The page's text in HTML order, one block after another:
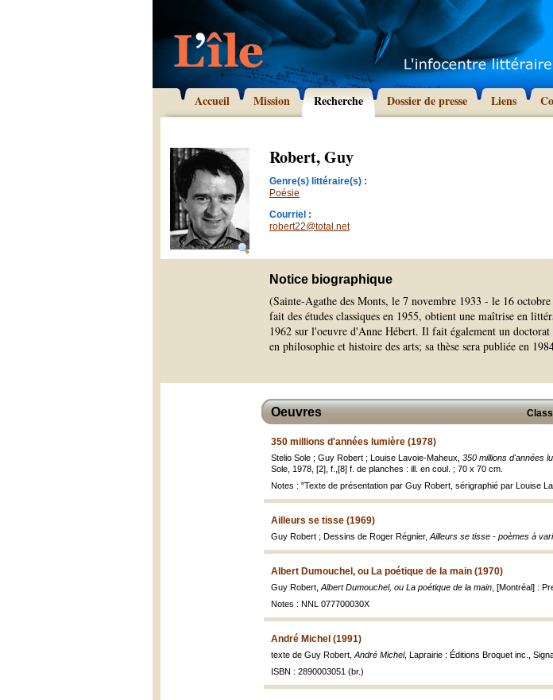
Accueil Mission Recherche Dossier de presse Liens
Robert, Guy
Genre(s) littéraire(s) :
Poésie
Courriel :
robert22@total.net
Notice biographique
(Sainte-Agathe des Monts, le 7 novembre 1933 - le 16
fait des études classiques en 1955, obtient une maîtrise en
1962 sur l'oeuvre d'Anne Hébert. Il fait également un
en philosophie et histoire des arts; sa thèse sera publiée en
Oeuvres
350 millions d'années lumière (1978)
Stelio Sole ; Guy Robert ; Louise Lavoie-Maheux, 350 millions d'années
Sole, 1978, [2], f.,[8] f. de planches : ill. en coul. ; 70 x 70 cm.
Notes : "Texte de présentation par Guy Robert, sérigraphié par Louise
Ailleurs se tisse (1969)
Guy Robert ; Dessins de Roger Régnier, Ailleurs se tisse - poèmes à
Albert Dumouchel, ou La poétique de la main (1970)
Guy Robert, Albert Dumouchel, ou La poétique de la main , [Montréal] :
Notes : NNL 077700030X
André Michel (1991)
texte de Guy Robert, André Michel, Laprairie : Éditions Broquet inc.,
ISBN : 2890003051 (br.)